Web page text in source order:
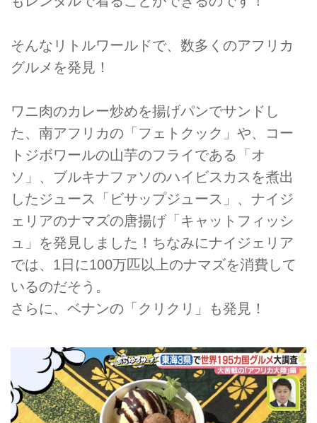
そんなリトルワールドで、数多くのアフリカ
グルメを発見！
ワニ肉のカレー炒めを揚げパンでサンドし
た、南アフリカの「フェトクック」や、コー
トジボワールの山芋のフライである「オ
ソ」、ブルキナファソのハイビスカスを煮出
したジュース「ビサップジュース」、ナイジ
ェリアのナマズの唐揚げ「キャットフィッシ
ュ」を発見しました！ちなみにナイジェリア
では、1日に100万匹以上のナマズを消費して
いるのだそう。
さらに、ベナンの「クリクリ」も発見！